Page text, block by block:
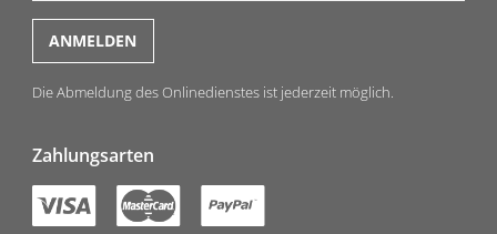
Die Abmeldung des Onlinedienstes ist jederzeit möglich.
Zahlungsarten